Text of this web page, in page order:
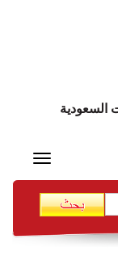
السعودية
Toggle